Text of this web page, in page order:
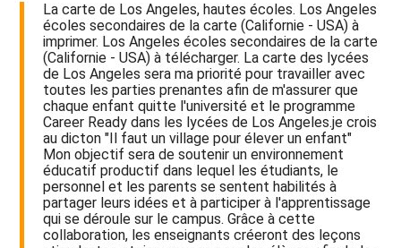
La carte de Los Angeles, hautes écoles. Los Angeles
écoles secondaires de la carte (Californie - USA) à
imprimer. Los Angeles écoles secondaires de la carte
(Californie - USA) à télécharger. La carte des lycées
de Los Angeles sera ma priorité pour travailler avec
toutes les parties prenantes afin de m'assurer que
chaque enfant quitte l'université et le programme
Career Ready dans les lycées de Los Angeles.je crois
au dicton "Il faut un village pour élever un enfant"
Mon objectif sera de soutenir un environnement
éducatif productif dans lequel les étudiants, le
personnel et les parents se sentent habilités à
partager leurs idées et à participer à l'apprentissage
qui se déroule sur le campus. Grâce à cette
collaboration, les enseignants créeront des leçons